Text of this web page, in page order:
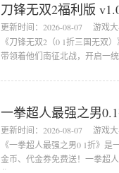
刀锋无双2福利版
更新时间： 2026-08-07 游戏大
《刀锋无双2（0 1折三国无双
带领着他们南征北战，开启一
一拳超人最强之男
更新时间： 2026-08-07 游戏大
《一拳超人最强之男0 1折》
金币、代金券免费送！一拳超